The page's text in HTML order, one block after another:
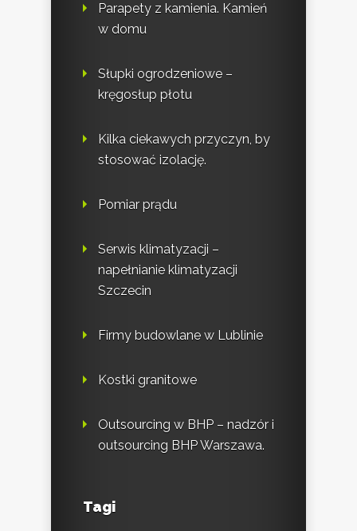
Parapety z kamienia. Kamień
w domu
Słupki ogrodzeniowe –
kręgosłup płotu
Kilka ciekawych przyczyn, by
stosować izolację.
Pomiar prądu
Serwis klimatyzacji –
napełnianie klimatyzacji
Szczecin
Firmy budowlane w Lublinie
Kostki granitowe
Outsourcing w BHP – nadzór i
outsourcing BHP Warszawa.
Tagi